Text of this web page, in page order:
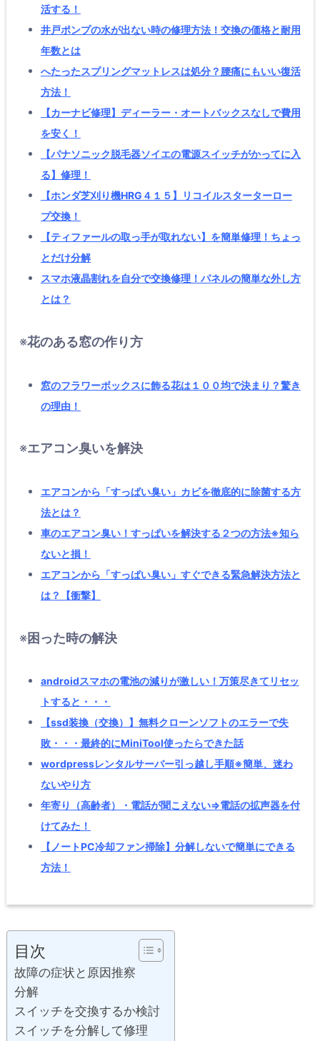
活する！
井戸ポンプの水が出ない時の修理方法！交換の価格と耐用
年数とは
へたったスプリングマットレスは処分？腰痛にもいい復活
方法！
【カーナビ修理】ディーラー・オートバックスなしで費用
を安く！
【パナソニック脱毛器ソイエの電源スイッチがかってに入
る】修理！
【ホンダ芝刈り機HRG４１５】リコイルスターターロー
プ交換！
【ティファールの取っ手が取れない】を簡単修理！ちょっ
とだけ分解
スマホ液晶割れを自分で交換修理！パネルの簡単な外し方
とは？
※花のある窓の作り方
窓のフラワーボックスに飾る花は１００均で決まり？驚き
の理由！
※エアコン臭いを解決
エアコンから「すっぱい臭い」カビを徹底的に除菌する方
法とは？
車のエアコン臭い！すっぱいを解決する２つの方法※知ら
ないと損！
エアコンから「すっぱい臭い」すぐできる緊急解決方法と
は？【衝撃】
※困った時の解決
androidスマホの電池の減りが激しい！万策尽きてリセッ
トすると・・・
【ssd装換（交換）】無料クローンソフトのエラーで失
敗・・・最終的にMiniTool使ったらできた話
wordpressレンタルサーバー引っ越し手順※簡単、迷わ
ないやり方
年寄り（高齢者）・電話が聞こえない⇒電話の拡声器を付
けてみた！
【ノートPC冷却ファン掃除】分解しないで簡単にできる
方法！
目次
故障の症状と原因推察
分解
スイッチを交換するか検討
スイッチを分解して修理